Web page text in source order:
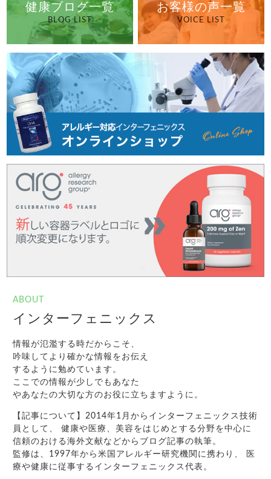
健康ブログ一覧
BLOG LIST
お客様の声一覧
VOICE LIST
ABOUT
インターフェニックス
情報が氾濫する時だからこそ、
吟味してより確かな情報をお伝え
するように勉めています。
ここでの情報が少しでもあなた
やあなたの大切な方のお役に立ちますように。
【記事について】2014年1月からインターフェニックス技術
員として、 健康や医療、美容をはじめとする分野を中心に
信頼のおける海外文献などからブログ記事の執筆。
監修は、1997年から米国アレルギー研究機関に携わり、 医
療や健康に従事するインターフェニックス代表。